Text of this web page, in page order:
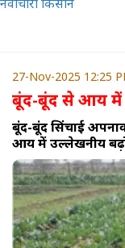
27-Nov-2025 12:25
बूंद-बूंद से आय में
बूंद-बूंद सिंचाई
आय में उल्लेखनीय